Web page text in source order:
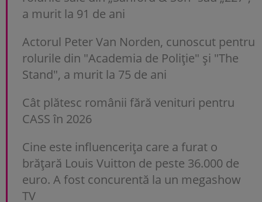
a murit la 91 de ani
Actorul Peter Van Norden, cunoscut pentru
rolurile din "Academia de Poliție" și "The
Stand", a murit la 75 de ani
Cât plătesc românii fără venituri pentru
CASS în 2026
Cine este influencerița care a furat o
brățară Louis Vuitton de peste 36.000 de
euro. A fost concurentă la un megashow
TV